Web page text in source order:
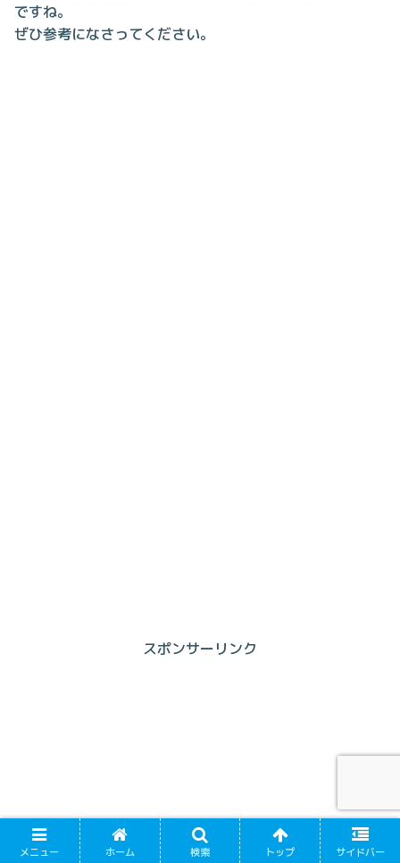
ですね。
ぜひ参考になさってください。
スポンサーリンク
メニュー ホーム 検索 トップ サイドバー